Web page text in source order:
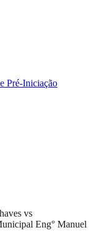
Pré-Iniciação
vs
Eng° Manuel